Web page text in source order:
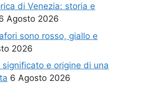
di Venezia: storia e
Agosto 2026
sono rosso, giallo e
2026
e origine di una
6 Agosto 2026